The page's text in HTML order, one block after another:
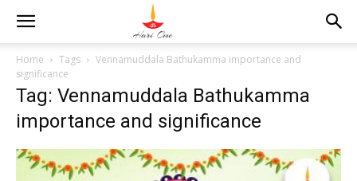
Home Tags
Vennamuddala Bathukamma importance and
significance
Tag: Vennamuddala Bathukamma
importance and significance